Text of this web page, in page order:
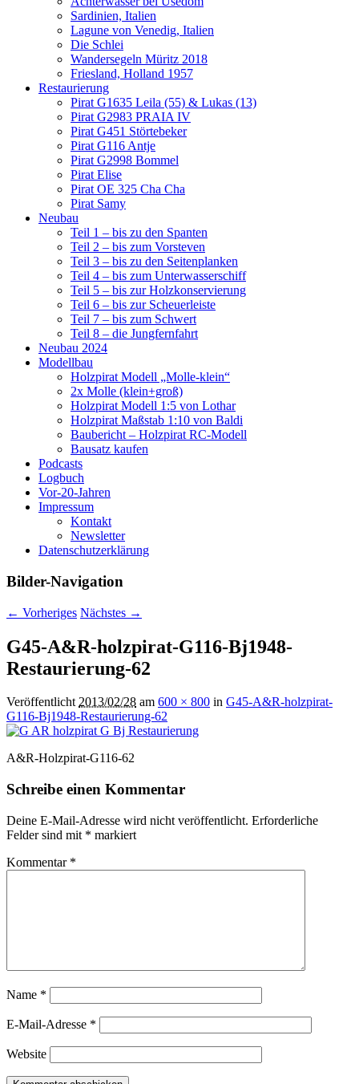
Sardinien, Italien
Lagune von Venedig, Italien
Die Schlei
Wandersegeln Müritz 2018
Friesland, Holland 1957
Restaurierung
Pirat G1635 Leila (55) & Lukas (13)
Pirat G2983 PRAIA IV
Pirat G451 Störtebeker
Pirat G116 Antje
Pirat G2998 Bommel
Pirat Elise
Pirat OE 325 Cha Cha
Pirat Samy
Neubau
Teil 1 – bis zu den Spanten
Teil 2 – bis zum Vorsteven
Teil 3 – bis zu den Seitenplanken
Teil 4 – bis zum Unterwasserschiff
Teil 5 – bis zur Holzkonservierung
Teil 6 – bis zur Scheuerleiste
Teil 7 – bis zum Schwert
Teil 8 – die Jungfernfahrt
Neubau 2024
Modellbau
Holzpirat Modell „Molle-klein“
2x Molle (klein+groß)
Holzpirat Modell 1:5 von Lothar
Holzpirat Maßstab 1:10 von Baldi
Baubericht – Holzpirat RC-Modell
Bausatz kaufen
Podcasts
Logbuch
Vor-20-Jahren
Impressum
Kontakt
Newsletter
Datenschutzerklärung
Bilder-Navigation
← Vorheriges Nächstes →
G45-A&R-holzpirat-G116-Bj1948-
Restaurierung-62
Veröffentlicht2013/02/28 am 600 × 800 in G45-A&R-holzpirat-
G116-Bj1948-Restaurierung-62
A&R-Holzpirat-G116-62
Schreibe einen Kommentar
Deine E-Mail-Adresse wird nicht veröffentlicht. Erforderliche
Felder sind mit * markiert
Kommentar *
Name *
E-Mail-Adresse *
Website